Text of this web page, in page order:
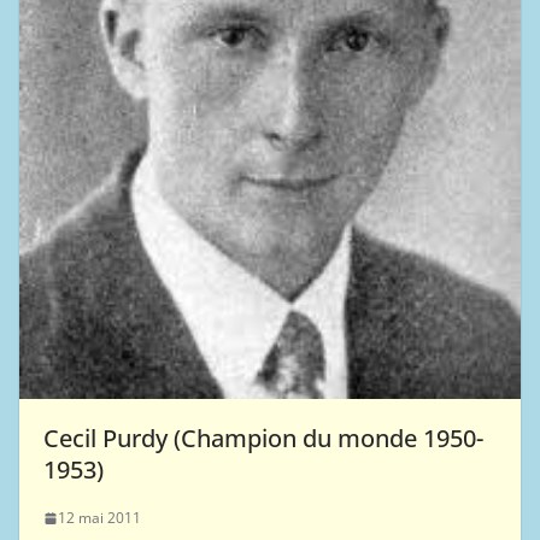
Cecil Purdy (Champion du monde 1950-
1953)
12 mai 2011